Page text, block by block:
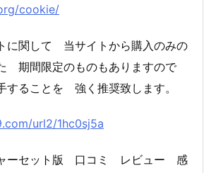
cookie/
に関して 当サイトから購入のみの
期間限定のものもありますので
ることを 強く推奨致します。
url2/1hc0sj5a
ャーセット版 口コミ レビュー 感